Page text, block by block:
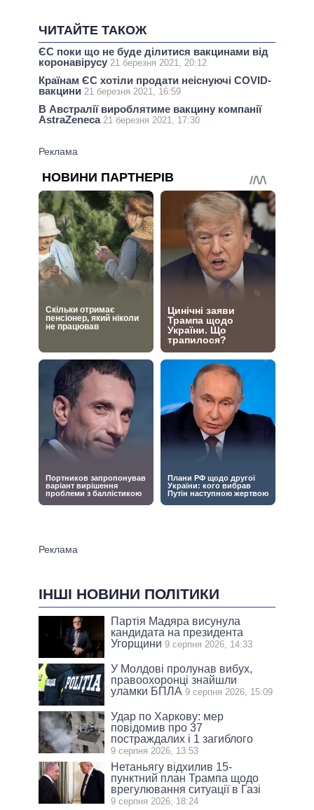
ЧИТАЙТЕ ТАКОЖ
ЄС поки що не буде ділитися вакцинами від
коронавірусу 21 березня 2021, 20:12
Країнам ЄС хотіли продати неіснуючі COVID-
вакцини 21 березня 2021, 16:59
В Австралії вироблятиме вакцину компанії
AstraZeneca 21 березня 2021, 17:30
ІНШІ НОВИНИ ПОЛІТИКИ
Партія Мадяра висунула
кандидата на президента
Угорщини 9 серпня 2026, 14:33
У Молдові пролунав вибух,
правоохоронці знайшли
уламки БПЛА 9 серпня 2026, 15:09
Удар по Харкову: мер
повідомив про 37
постраждалих і 1 загиблого
9 серпня 2026, 13:53
Нетаньягу відхилив 15-
пунктний план Трампа щодо
врегулювання ситуації в Газі
9 серпня 2026, 18:24